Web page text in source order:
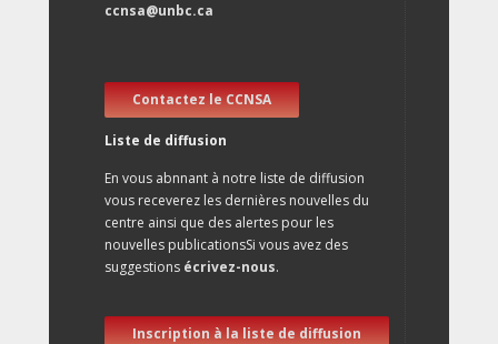
ccnsa@unbc.ca
Contactez le CCNSA
Liste de diffusion
En vous abnnant à notre liste de diffusion
vous receverez les dernières nouvelles du
centre ainsi que des alertes pour les
nouvelles publicationsSi vous avez des
suggestions écrivez-nous.
Inscription à la liste de diffusion